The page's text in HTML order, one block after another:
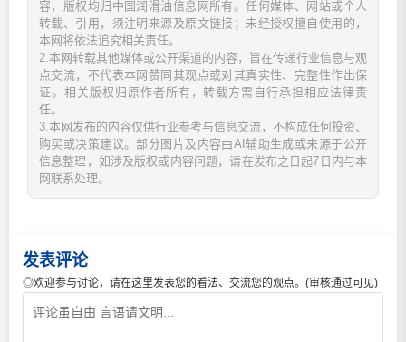
容，版权均归中国润滑油信息网所有。任何媒体、网站或个人
转载、引用，须注明来源及原文链接；未经授权擅自使用的，
本网将依法追究相关责任。
2.本网转载其他媒体或公开渠道的内容，旨在传递行业信息与观
点交流，不代表本网赞同其观点或对其真实性、完整性作出保
证。相关版权归原作者所有，转载方需自行承担相应法律责
任。
3.本网发布的内容仅供行业参考与信息交流，不构成任何投资、
购买或决策建议。部分图片及内容由AI辅助生成或来源于公开
信息整理，如涉及版权或内容问题，请在发布之日起7日内与本
网联系处理。
发表评论
◎欢迎参与讨论，请在这里发表您的看法、交流您的观点。(审核通过可见)